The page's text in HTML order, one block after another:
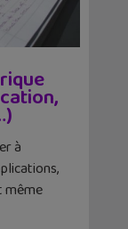
à
même